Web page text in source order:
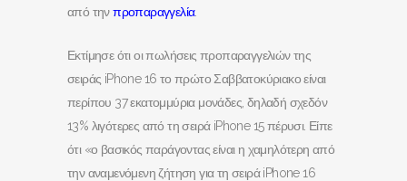
από τηνπροπαραγγελία.
Εκτίμησε ότι οι πωλήσεις προπαραγγελιών της
σειράς iPhone 16 το πρώτο Σαββατοκύριακο είναι
περίπου 37 εκατομμύρια μονάδες, δηλαδή σχεδόν
13% λιγότερες από τη σειρά iPhone 15 πέρυσι. Είπε
ότι «ο βασικός παράγοντας είναι η χαμηλότερη από
την αναμενόμενη ζήτηση για τη σειρά iPhone 16